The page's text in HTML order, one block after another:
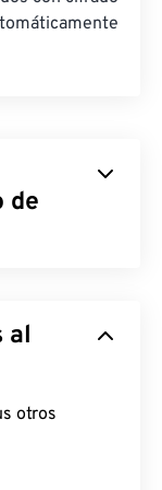
de
animación
en formato
al
otros